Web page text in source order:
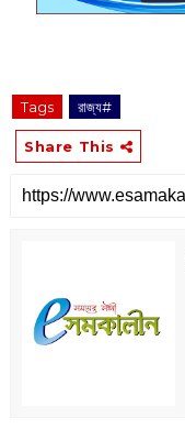
Tags রাজ্য#
Share This